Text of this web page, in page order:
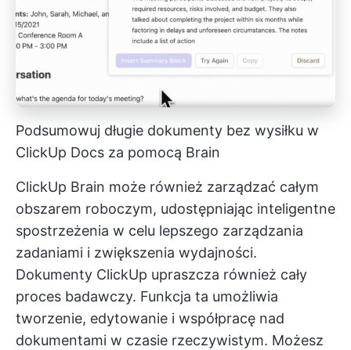
Podsumowuj długie dokumenty bez wysiłku w
ClickUp Docs za pomocą Brain
ClickUp Brain może również zarządzać całym
obszarem roboczym, udostępniając inteligentne
spostrzeżenia w celu lepszego zarządzania
zadaniami i zwiększenia wydajności.
Dokumenty ClickUp upraszcza również cały
proces badawczy. Funkcja ta umożliwia
tworzenie, edytowanie i współpracę nad
dokumentami w czasie rzeczywistym. Możesz